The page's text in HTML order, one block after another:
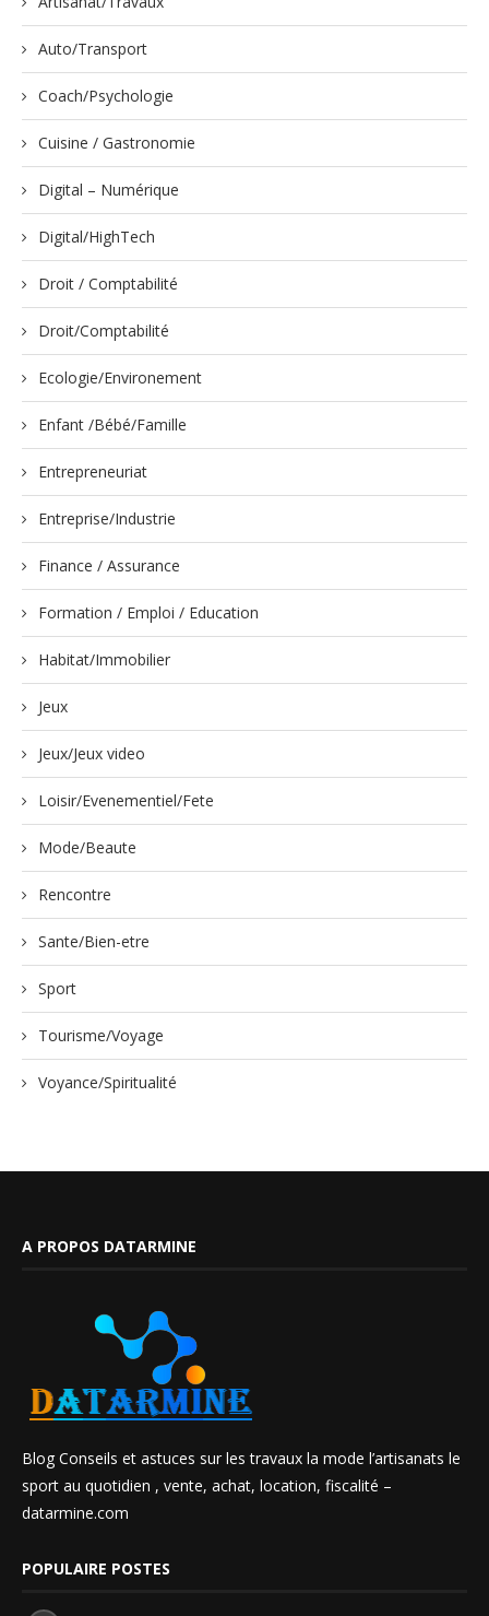
Auto/Transport
Coach/Psychologie
Cuisine / Gastronomie
Digital – Numérique
Digital/HighTech
Droit / Comptabilité
Droit/Comptabilité
Ecologie/Environement
Enfant /Bébé/Famille
Entrepreneuriat
Entreprise/Industrie
Finance / Assurance
Formation / Emploi / Education
Habitat/Immobilier
Jeux
Jeux/Jeux video
Loisir/Evenementiel/Fete
Mode/Beaute
Rencontre
Sante/Bien-etre
Sport
Tourisme/Voyage
Voyance/Spiritualité
A PROPOS DATARMINE
Blog Conseils et astuces sur les travaux la mode l’artisanats le
sport au quotidien , vente, achat, location, fiscalité –
datarmine.com
POPULAIRE POSTES